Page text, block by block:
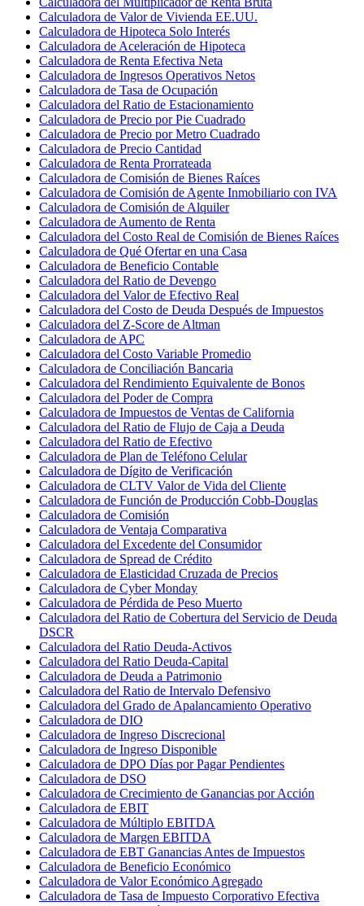
Calculadora de Valor de Vivienda EE.UU.
Calculadora de Hipoteca Solo Interés
Calculadora de Aceleración de Hipoteca
Calculadora de Renta Efectiva Neta
Calculadora de Ingresos Operativos Netos
Calculadora de Tasa de Ocupación
Calculadora del Ratio de Estacionamiento
Calculadora de Precio por Pie Cuadrado
Calculadora de Precio por Metro Cuadrado
Calculadora de Precio Cantidad
Calculadora de Renta Prorrateada
Calculadora de Comisión de Bienes Raíces
Calculadora de Comisión de Agente Inmobiliario con IVA
Calculadora de Comisión de Alquiler
Calculadora de Aumento de Renta
Calculadora del Costo Real de Comisión de Bienes Raíces
Calculadora de Qué Ofertar en una Casa
Calculadora de Beneficio Contable
Calculadora del Ratio de Devengo
Calculadora del Valor de Efectivo Real
Calculadora del Costo de Deuda Después de Impuestos
Calculadora del Z-Score de Altman
Calculadora de APC
Calculadora del Costo Variable Promedio
Calculadora de Conciliación Bancaria
Calculadora del Rendimiento Equivalente de Bonos
Calculadora del Poder de Compra
Calculadora de Impuestos de Ventas de California
Calculadora del Ratio de Flujo de Caja a Deuda
Calculadora del Ratio de Efectivo
Calculadora de Plan de Teléfono Celular
Calculadora de Dígito de Verificación
Calculadora de CLTV Valor de Vida del Cliente
Calculadora de Función de Producción Cobb-Douglas
Calculadora de Comisión
Calculadora de Ventaja Comparativa
Calculadora del Excedente del Consumidor
Calculadora de Spread de Crédito
Calculadora de Elasticidad Cruzada de Precios
Calculadora de Cyber Monday
Calculadora de Pérdida de Peso Muerto
Calculadora del Ratio de Cobertura del Servicio de Deuda
DSCR
Calculadora del Ratio Deuda-Activos
Calculadora del Ratio Deuda-Capital
Calculadora de Deuda a Patrimonio
Calculadora del Ratio de Intervalo Defensivo
Calculadora del Grado de Apalancamiento Operativo
Calculadora de DIO
Calculadora de Ingreso Discrecional
Calculadora de Ingreso Disponible
Calculadora de DPO Días por Pagar Pendientes
Calculadora de DSO
Calculadora de Crecimiento de Ganancias por Acción
Calculadora de EBIT
Calculadora de Múltiplo EBITDA
Calculadora de Margen EBITDA
Calculadora de EBT Ganancias Antes de Impuestos
Calculadora de Beneficio Económico
Calculadora de Valor Económico Agregado
Calculadora de Tasa de Impuesto Corporativo Efectiva